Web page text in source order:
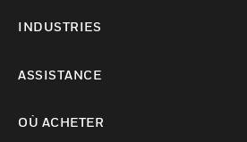
INDUSTRIES
ASSISTANCE
OÙ ACHETER